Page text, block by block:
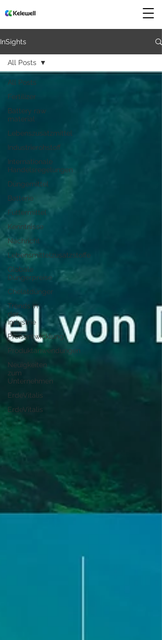
InSights
All Posts
Fertilizer
Battery raw
material
Lebenszusatzmittel
Industrierohstoff
Internationale
Handelsregelungen
Düngemittel
Batterie
Futtermittel
Kenntnisse
Nachricht
Lebensmittelzusatzstoffe
Globale
Düngerpreise
Chelatdünger
Trends in
der
Industrie
Preisentwicklung
Produktanwendungen
Neuigkeiten
zum
Unternehmen
ErdeVitalis
ErdeVitalis
All Posts